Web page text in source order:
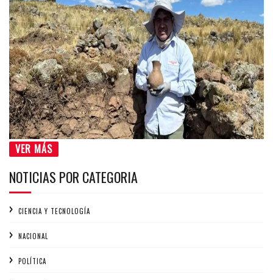
VER MÁS
NOTICIAS POR CATEGORIA
CIENCIA Y TECNOLOGÍA
NACIONAL
POLÍTICA